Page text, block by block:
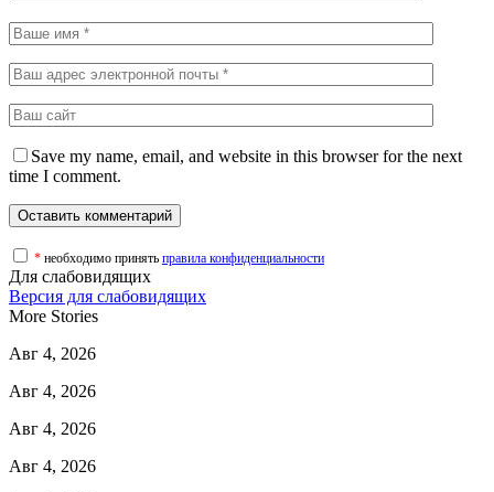
Save my name, email, and website in this browser for the next
time I comment.
* необходимо принять правила конфиденциальности
Для слабовидящих
Версия для слабовидящих
More Stories
Авг 4, 2026
Авг 4, 2026
Авг 4, 2026
Авг 4, 2026